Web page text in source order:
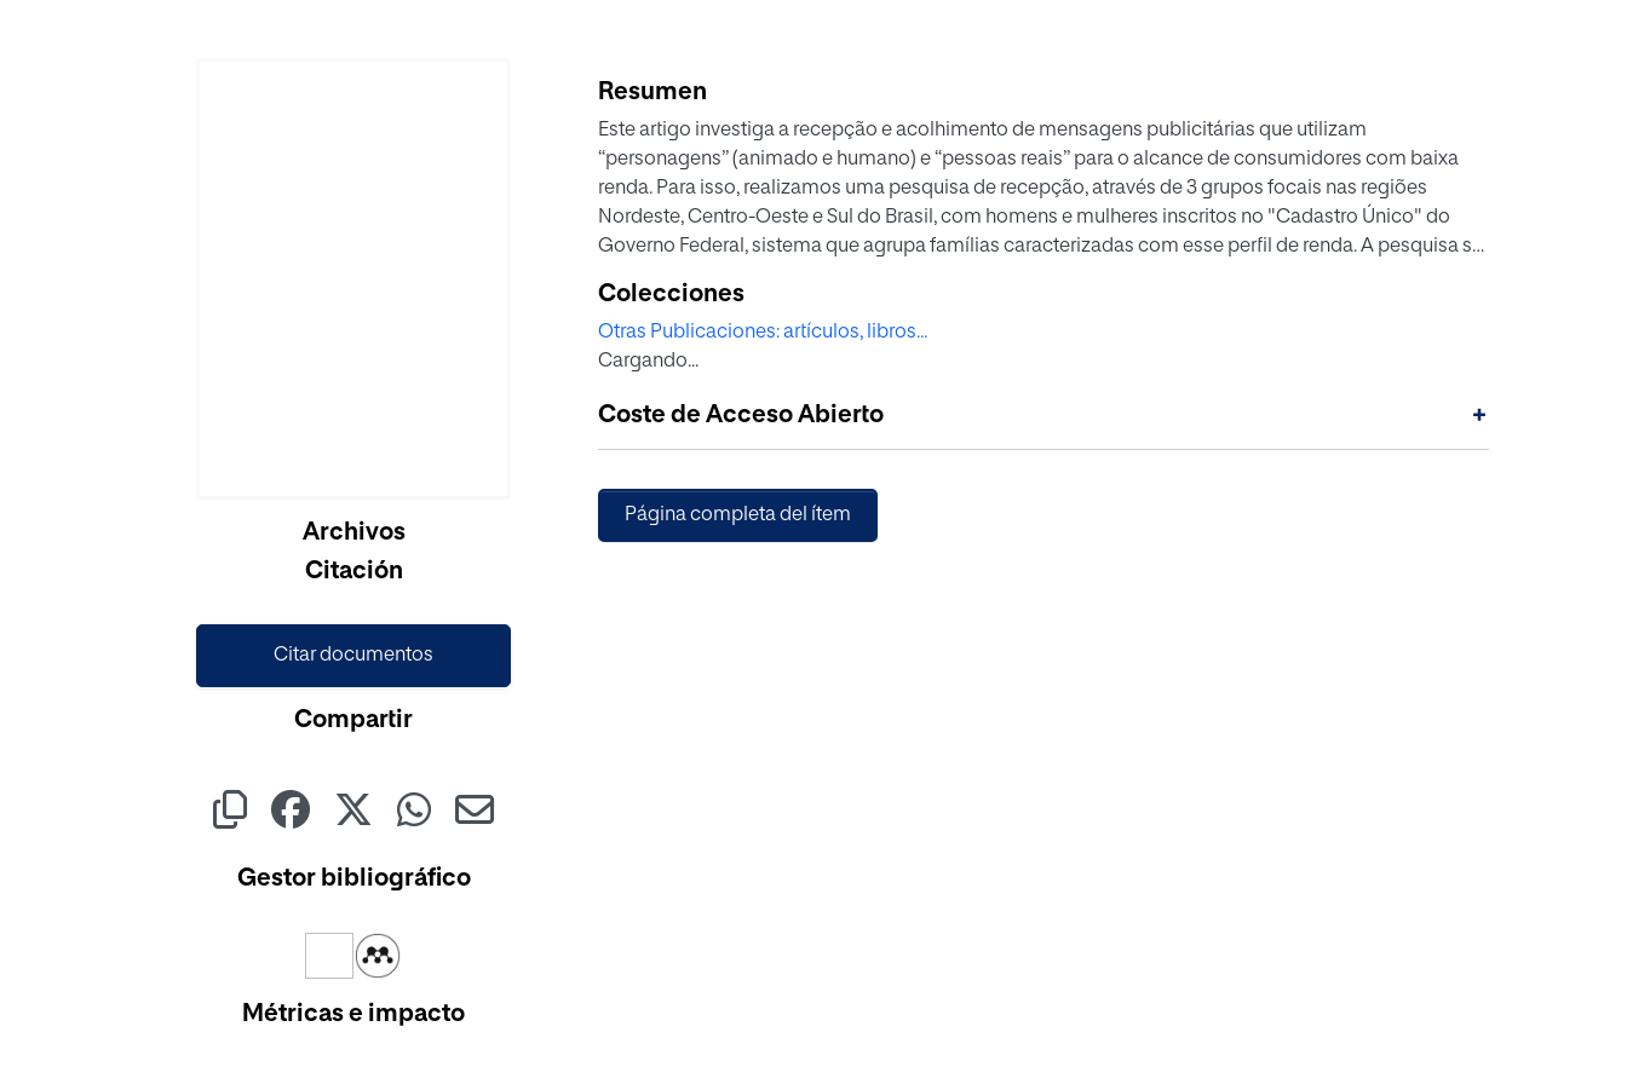
Archivos
Citación
Citar documentos
Compartir
Gestor bibliográfico
Métricas e impacto
Resumen
Este artigo investiga a recepção e acolhimento de mensagens publicitárias que utilizam
“personagens” (animado e humano) e “pessoas reais” para o alcance de consumidores com baixa
renda. Para isso, realizamos uma pesquisa de recepção, através de 3 grupos focais nas regiões
Nordeste, Centro-Oeste e Sul do Brasil, com homens e mulheres inscritos no "Cadastro Único" do
Governo Federal, sistema que agrupa famílias caracterizadas com esse perfil de renda. A pesquisa se
cultural complexo e a audiência reconhecida como produtora de sentido. Os resultados apontam
para os níveis de eficácia dos formatos para persuadir e engajar esse target em específico e
aprendizados que podem nortear a aplicação futura de formatos análogos.
Colecciones
Otras Publicaciones: artículos, libros...
Cargando...
Coste de Acceso Abierto +
Página completa del ítem